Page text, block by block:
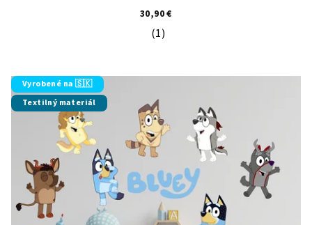
30,90 €
Priemerné hodnotenie produktu
(1)
Vyrobené na 🇸🇰
Textilný materiál